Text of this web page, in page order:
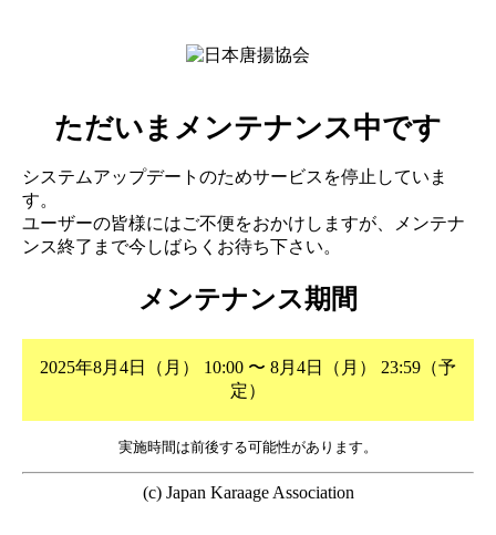
ただいまメンテナンス中です
システムアップデートのためサービスを停止していま
す。
ユーザーの皆様にはご不便をおかけしますが、メンテナ
ンス終了まで今しばらくお待ち下さい。
メンテナンス期間
2025年8月4日（月） 10:00 〜 8月4日（月） 23:59（予
定）
実施時間は前後する可能性があります。
(c) Japan Karaage Association